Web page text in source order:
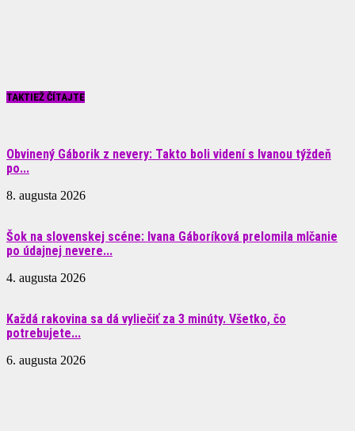
TAKTIEŽ ČÍTAJTE
Obvinený Gáborik z nevery: Takto boli videní s Ivanou týždeň
po...
8. augusta 2026
Šok na slovenskej scéne: Ivana Gáboríková prelomila mlčanie
po údajnej nevere...
4. augusta 2026
Každá rakovina sa dá vyliečiť za 3 minúty. Všetko, čo
potrebujete...
6. augusta 2026